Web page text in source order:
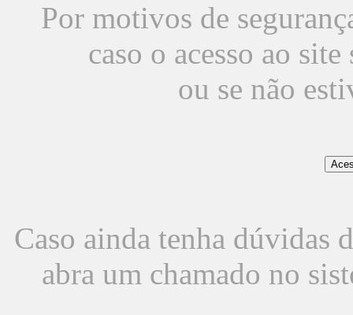
Por motivos de
caso o acesso ao
ou se não
Caso ainda tenha dúvidas
abra um chamado no